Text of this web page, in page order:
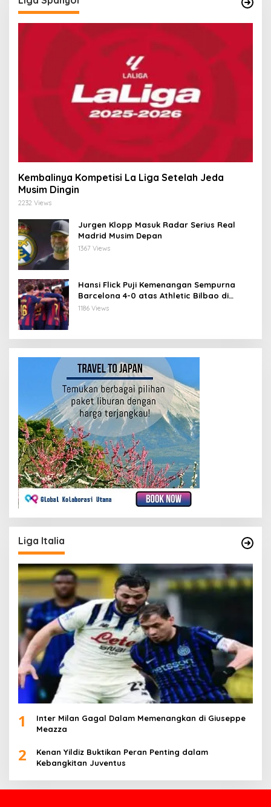
Kembalinya Kompetisi La Liga Setelah Jeda
Musim Dingin
2232 Views
Jurgen Klopp Masuk Radar Serius Real
Madrid Musim Depan
1367 Views
Hansi Flick Puji Kemenangan Sempurna
Barcelona 4-0 atas Athletic Bilbao di
Stadium Baru Camp Nou
1186 Views
Liga Italia
1
Inter Milan Gagal Dalam Memenangkan di Giuseppe
Meazza
2
Kenan Yildiz Buktikan Peran Penting dalam
Kebangkitan Juventus